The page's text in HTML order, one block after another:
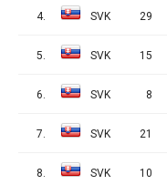
4. SVK 29
5. SVK 15
6. SVK 8
7. SVK 21
8. SVK 10